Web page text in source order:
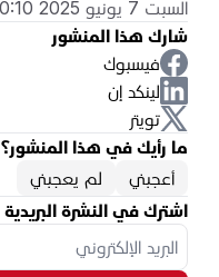
السبت 7 يونيو 2025 10:10 ص
شارك هذا المنشور
فيسبوك
لينكد إن
تويتر
ما رأيك في هذا المنشور؟
أعجبني
لم يعجبني
اشترك في النشرة البريدية